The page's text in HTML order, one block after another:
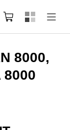
Rechercher
Panier
8000,
8000